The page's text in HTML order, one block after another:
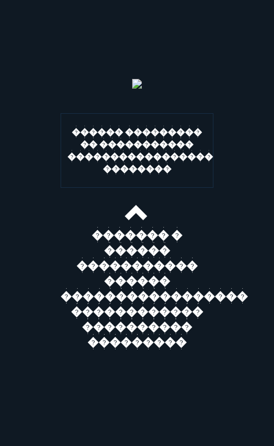
������ ���������
�� �����������
�����������������
��������
������� �
������
�����������
������
�����������������
������������
����������
���������